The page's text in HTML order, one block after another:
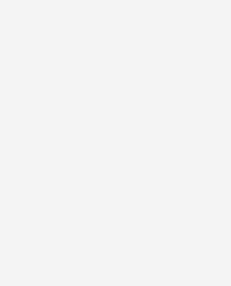
sowie der Handball-
in Deutschland und
gefördert werden. Die
Werbe- und
Marken miteinander
der Spieler als auch der
außerdem in sämtlichen
auf jeweils zwei